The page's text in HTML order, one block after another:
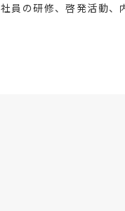
社員の研修、啓発活動、